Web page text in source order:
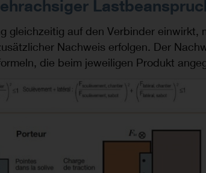
gleichzeitig auf den Verbinder einwirkt,
Nachweis erfolgen. Der
die beim jeweiligen Produkt